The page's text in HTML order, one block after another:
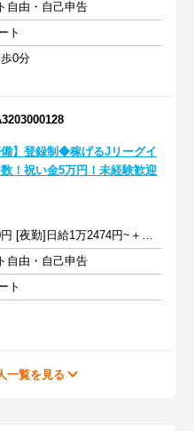
自由・自己申告
ト
0分
備】登録制◆稼げるJリーグイ
！祝い金5万円！未経験歓迎
[日勤]日給10500円 [夜勤]日給1万2474円~＋交通費
自由・自己申告
ト
一覧を見る